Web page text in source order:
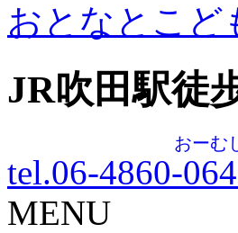
おとなとこど
JR吹田駅徒
tel.06-4860-
おーむ
MENU